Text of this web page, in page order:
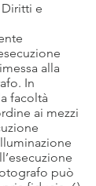
e
alla
In
facoltà
ai mezzi
può